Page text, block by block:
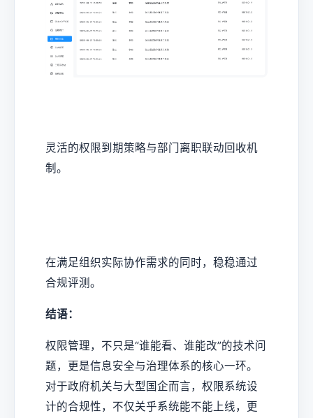
灵活的权限到期策略与部门离职联动回收机
制。
在满足组织实际协作需求的同时，稳稳通过
合规评测。
结语：
权限管理，不只是“谁能看、谁能改”的技术问
题，更是信息安全与治理体系的核心一环。
对于政府机关与大型国企而言，权限系统设
计的合规性，不仅关乎系统能不能上线，更